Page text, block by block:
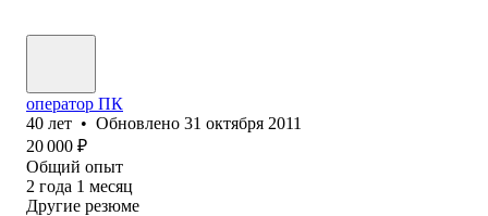
оператор ПК
40 лет • Обновлено 31 октября 2011
20 000 ₽
Общий опыт
2 года 1 месяц
Другие резюме